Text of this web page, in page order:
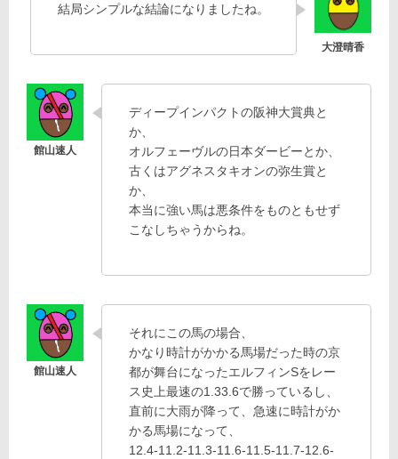
結局シンプルな結論になりましたね。
ディープインパクトの阪神大賞典と
か、
オルフェーヴルの日本ダービーとか、
古くはアグネスタキオンの弥生賞と
か、
本当に強い馬は悪条件をものともせず
こなしちゃうからね。
それにこの馬の場合、
かなり時計がかかる馬場だった時の京
都が舞台になったエルフィンSをレー
ス史上最速の1.33.6で勝っているし、
直前に大雨が降って、急速に時計がか
かる馬場になって、
12.4-11.2-11.3-11.6-11.5-11.7-12.6-